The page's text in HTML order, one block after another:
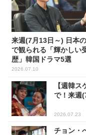
来週(7月13日～) 日本
で観られる「輝かしい
歴」韓国ドラマ5選
2026.07.10
【週韓
で！来週
2026.07.23
チョン・